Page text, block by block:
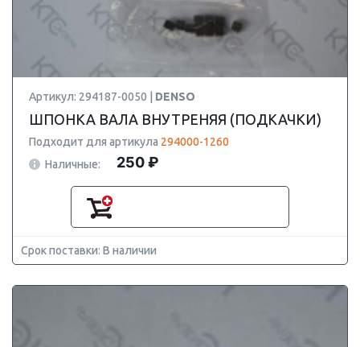
Артикул: 294187-0050 | DENSO
ШПОНКА ВАЛА ВНУТРЕНЯЯ (ПОДКАЧКИ)
Подходит для артикула 294000-1260
Наличные:
250 ₽
Срок поставки: В наличии